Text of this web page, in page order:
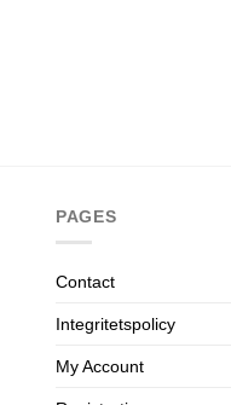
PAGES
Contact
Integritetspolicy
My Account